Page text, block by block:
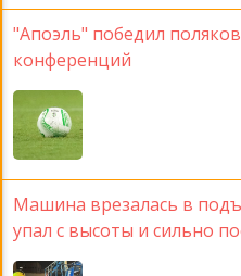
"Апоэль" победил
конференций
Машина врезалась в
упал с высоты и сильно